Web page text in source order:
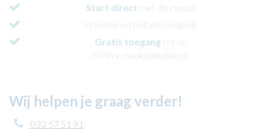
Start direct met de cursus
In termijnen betalen mogelijk
Gratis toegangtot de
NHA e-bookbibliotheek
Wij helpen je graag verder!
032 57 51 91